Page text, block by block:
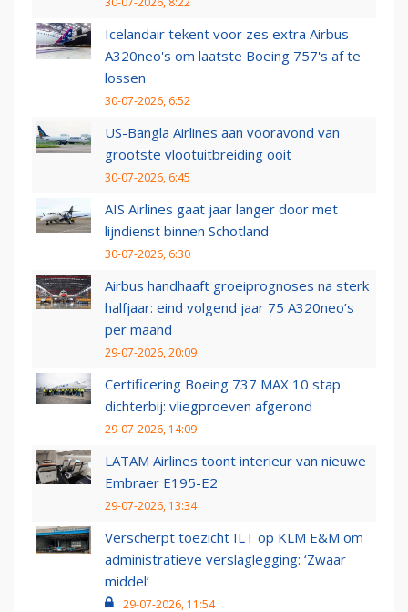
Icelandair tekent voor zes extra Airbus
A320neo's om laatste Boeing 757's af te
lossen
30-07-2026, 6:52
US-Bangla Airlines aan vooravond van
grootste vlootuitbreiding ooit
30-07-2026, 6:45
AIS Airlines gaat jaar langer door met
lijndienst binnen Schotland
30-07-2026, 6:30
Airbus handhaaft groeiprognoses na sterk
halfjaar: eind volgend jaar 75 A320neo’s
per maand
29-07-2026, 20:09
Certificering Boeing 737 MAX 10 stap
dichterbij: vliegproeven afgerond
29-07-2026, 14:09
LATAM Airlines toont interieur van nieuwe
Embraer E195-E2
29-07-2026, 13:34
Verscherpt toezicht ILT op KLM E&M om
administratieve verslaglegging: ‘Zwaar
middel’
29-07-2026, 11:54